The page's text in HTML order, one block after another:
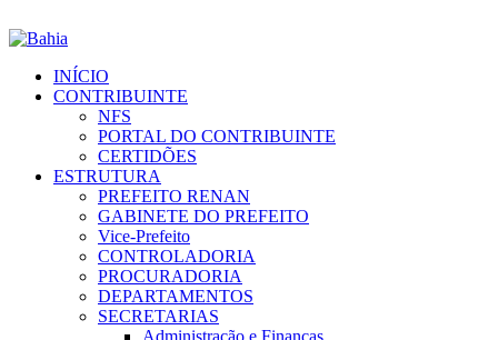
INÍCIO
CONTRIBUINTE
NFS
PORTAL DO CONTRIBUINTE
CERTIDÕES
ESTRUTURA
PREFEITO RENAN
GABINETE DO PREFEITO
Vice-Prefeito
CONTROLADORIA
PROCURADORIA
DEPARTAMENTOS
SECRETARIAS
Administração e Finanças